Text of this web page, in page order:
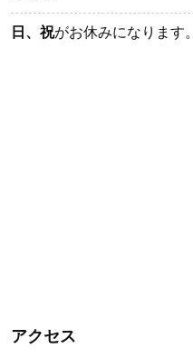
日、祝がお休みになります。
アクセス